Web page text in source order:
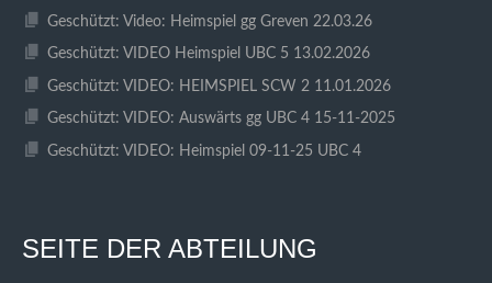
Geschützt: Video: Heimspiel gg Greven 22.03.26
Geschützt: VIDEO Heimspiel UBC 5 13.02.2026
Geschützt: VIDEO: HEIMSPIEL SCW 2 11.01.2026
Geschützt: VIDEO: Auswärts gg UBC 4 15-11-2025
Geschützt: VIDEO: Heimspiel 09-11-25 UBC 4
SEITE DER ABTEILUNG